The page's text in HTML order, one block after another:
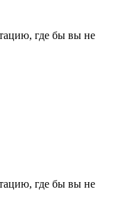
где бы вы не
где бы вы не